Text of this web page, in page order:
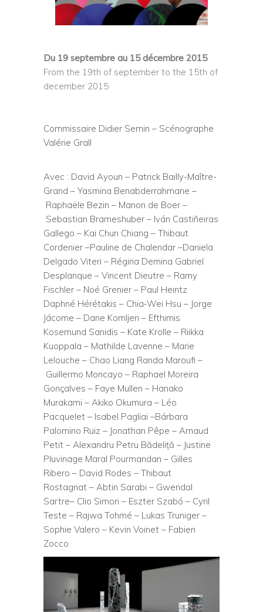
Du 19 septembre au 15 décembre 2015
From the 19th of september to the 15th of
december 2015
Commissaire Didier Semin – Scénographe
Valérie Grall
Avec : David Ayoun – Patrick Bailly-Maître-
Grand – Yasmina Benabderrahmane –
Raphaële Bezin – Manon de Boer –
Sebastian Brameshuber – Iván Castiñeiras
Gallego – Kai Chun Chiang – Thibaut
Cordenier –Pauline de Chalendar –Daniela
Delgado Viteri – Régina Demina Gabriel
Desplanque – Vincent Dieutre – Ramy
Fischler – Noé Grenier – Paul Heintz
Daphné Hérétakis – Chia‐Wei Hsu – Jorge
Jácome – Dane Komljen – Efthimis
Kosemund Sanidis – Kate Krolle – Riikka
Kuoppala – Mathilde Lavenne – Marie
Lelouche – Chao Liang Randa Maroufi –
Guillermo Moncayo – Raphael Moreira
Gonçalves – Faye Mullen – Hanako
Murakami – Akiko Okumura – Léo
Pacquelet – Isabel Pagliai –Bárbara
Palomino Ruiz – Jonathan Pêpe – Arnaud
Petit – Alexandru Petru Bădeliță – Justine
Pluvinage Maral Pourmandan – Gilles
Ribero – David Rodes – Thibaut
Rostagnat – Abtin Sarabi – Gwendal
Sartre– Clio Simon – Eszter Szabó – Cyril
Teste – Rajwa Tohmé – Lukas Truniger –
Sophie Valero – Kevin Voinet – Fabien
Zocco